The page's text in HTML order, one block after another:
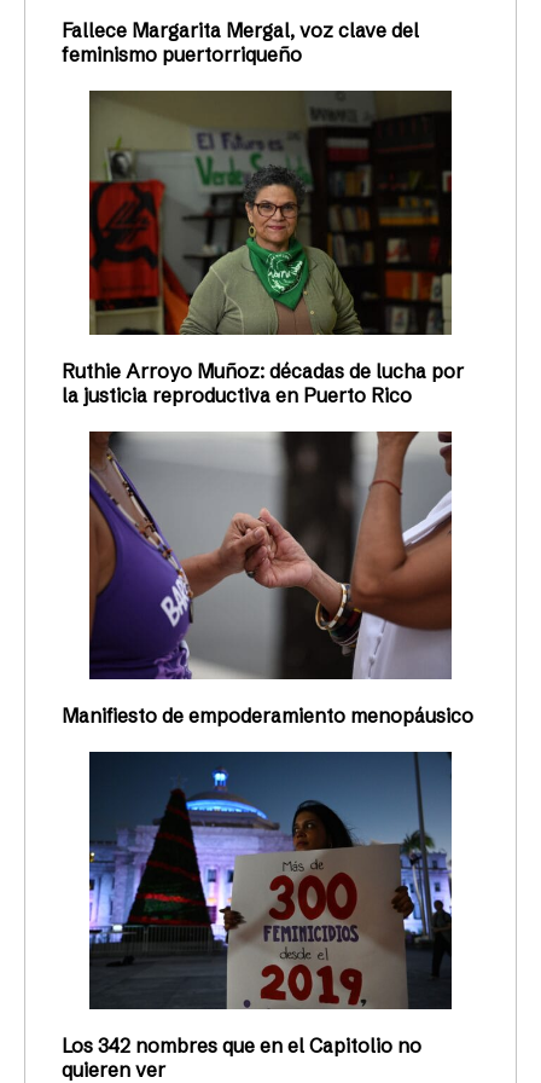
Fallece Margarita Mergal, voz clave del
feminismo puertorriqueño
Ruthie Arroyo Muñoz: décadas de lucha por
la justicia reproductiva en Puerto Rico
Manifiesto de empoderamiento menopáusico
Los 342 nombres que en el Capitolio no
quieren ver